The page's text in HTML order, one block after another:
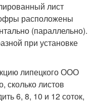
лист
расположены
(параллельно).
при установке
липецкого ООО
сколько листов
6, 8, 10 и 12 соток,